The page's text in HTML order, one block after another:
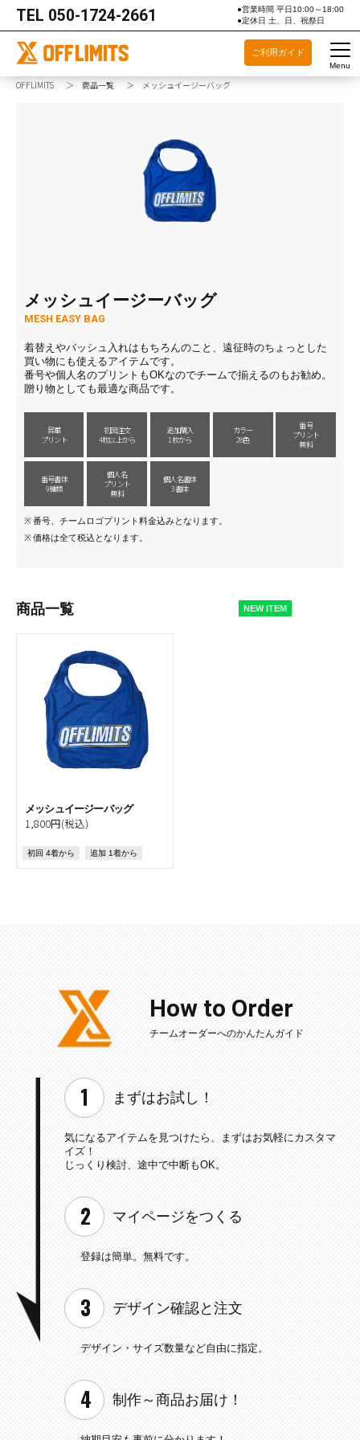
TEL 050-1724-2661
●営業時間 平日10:00～18:00
●定休日 土、日、祝祭日
ご利用ガイド
Menu
OFFLIMITS 商品一覧 メッシュイージーバッグ
メッシュイージーバッグ
MESH EASY BAG
着替えやバッシュ入れはもちろんのこと、遠征時のちょっとした
買い物にも使えるアイテムです。
番号や個人名のプリントもOKなのでチームで揃えるのもお勧め。
贈り物としても最適な商品です。
昇華
プリント
初回注文
4枚以上から
追加購入
1枚から
カラー
28色
番号
プリント
無料
番号書体
9種類
個人名
プリント
無料
個人名書体
3書体
番号、チームロゴプリント料金込みとなります。
価格は全て税込となります。
商品一覧 NEW ITEM
メッシュイージーバッグ
1,800円(税込)
初回 4着から 追加 1着から
How to Order
チームオーダーへのかんたんガイド
まずはお試し！
気になるアイテムを見つけたら、
まずはお気軽にカスタマ
イズ！
じっくり検討、途中で中断もOK。
マイページをつくる
登録は簡単。無料です。
デザイン確認と注文
デザイン・サイズ数量など自由に指定。
制作～商品お届け！